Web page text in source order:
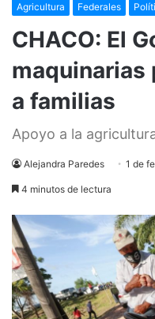
Agricultura Federales
CHACO: El
maquinarias
a familias
Apoyo a la
Alejandra Paredes 1 de
4 minutos de lectura